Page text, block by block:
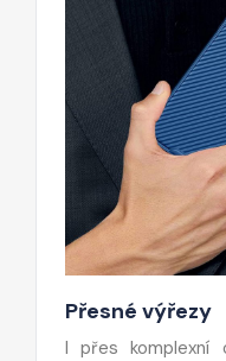
Přesné výřezy
I přes komplexní